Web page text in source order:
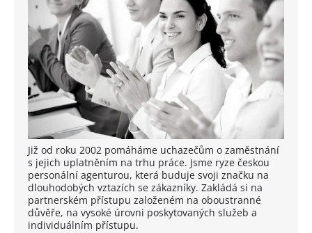
Již od roku 2002 pomáháme uchazečům o zaměstnání
s jejich uplatněním na trhu práce. Jsme ryze českou
personální agenturou, která buduje svoji značku na
dlouhodobých vztazích se zákazníky. Zakládá si na
partnerském přístupu založeném na oboustranné
důvěře, na vysoké úrovni poskytovaných služeb a
individuálním přístupu.